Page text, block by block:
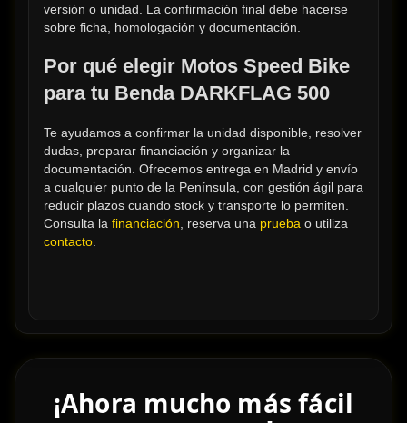
versión o unidad. La confirmación final debe hacerse
sobre ficha, homologación y documentación.
Por qué elegir Motos Speed Bike
para tu Benda DARKFLAG 500
Te ayudamos a confirmar la unidad disponible, resolver
dudas, preparar financiación y organizar la
documentación. Ofrecemos entrega en Madrid y envío
a cualquier punto de la Península, con gestión ágil para
reducir plazos cuando stock y transporte lo permiten.
Consulta la financiación, reserva una prueba
contacto.
¡Ahora mucho más fácil